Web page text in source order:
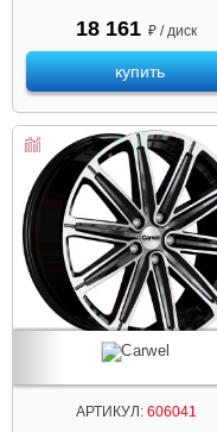
18 161 ₽ / диск
купить
АРТИКУЛ:606041